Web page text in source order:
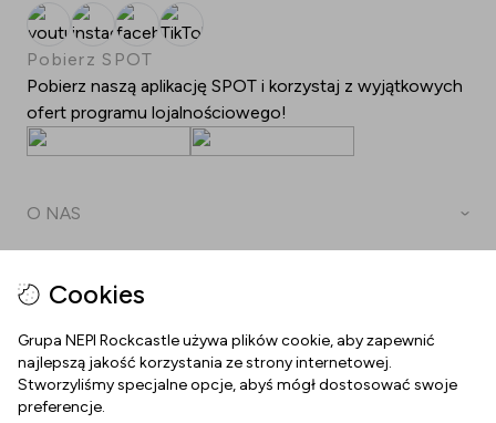
Cookies
Grupa NEPI Rockcastle używa plików cookie, aby zapewnić
najlepszą jakość korzystania ze strony internetowej.
Stworzyliśmy specjalne opcje, abyś mógł dostosować swoje
preferencje.
youtubeinstagramfacebook
TikTok
Pobierz SPOT
Pobierz naszą aplikację SPOT i korzystaj z wyjątkowych
ofert programu lojalnościowego!
O NAS
Plan Centrum
Kontakt
Godziny otwarcia
Dojazd
DOKUMENTY
Polityka Cookies
Regulamin strony internetowej
NAWIGUJ PO STRONIE
Oferty pracy